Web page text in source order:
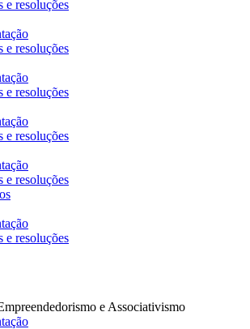
e resoluções
e resoluções
e resoluções
e resoluções
e resoluções
e resoluções
e Associativismo